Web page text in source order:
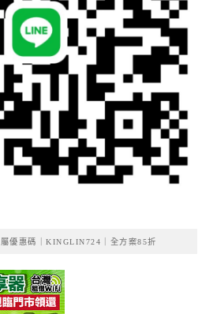
優惠碼｜KINGLIN724｜全方案85折